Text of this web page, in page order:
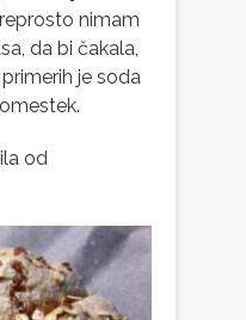
nimam
da bi čakala,
je soda
od